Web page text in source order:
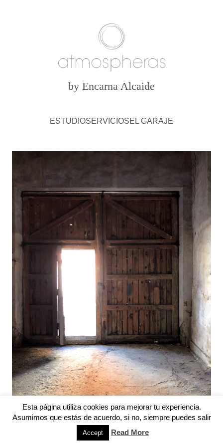
by Encarna Alcaide
ESTUDIOSERVICIOSEL GARAJE
Esta página utiliza cookies para mejorar tu experiencia.
Asumimos que estás de acuerdo, si no, siempre puedes salir
Accept Read More